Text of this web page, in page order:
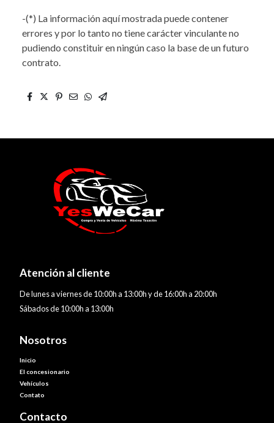
-(*) La información aquí mostrada puede contener
errores y por lo tanto no tiene carácter vinculante no
pudiendo constituir en ningún caso la base de un futuro
contrato.
Atención al cliente
De lunes a viernes de 10:00h a 13:00h y de 16:00h a 20:00h
Sábados de 10:00h a 13:00h
Nosotros
Inicio
El concesionario
Vehículos
Contato
Contacto